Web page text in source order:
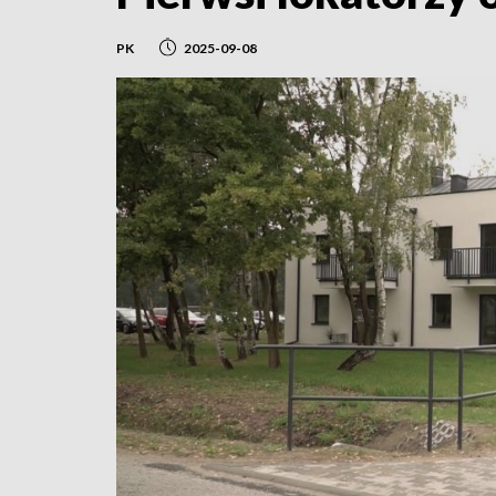
PK 2025-09-08